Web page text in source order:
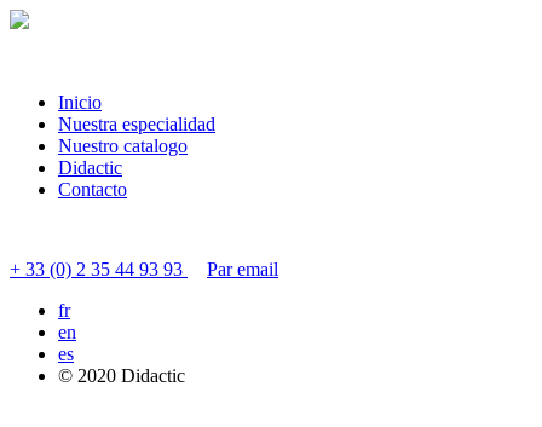
Inicio
Nuestra especialidad
Nuestro catalogo
Didactic
Contacto
+ 33 (0) 2 35 44 93 93
Par email
fr
en
es
© 2020 Didactic